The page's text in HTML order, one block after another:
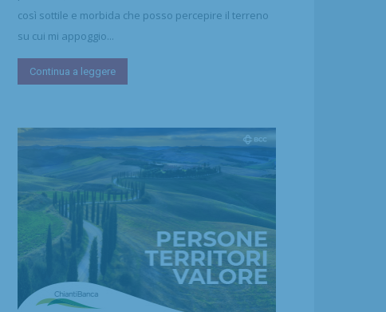
così sottile e morbida che posso percepire il terreno
su cui mi appoggio...
Continua a leggere